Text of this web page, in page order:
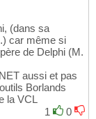
(dans sa
car même si
de Delphi (M.
aussi et pas
Borlands
la VCL
1
0